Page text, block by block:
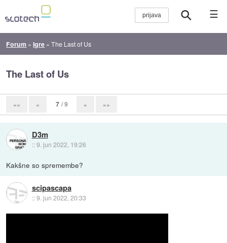
☰
Forum »Igre »The Last of Us
The Last of Us
«« « 7 / 9 » »»
D3m
::9. jun 2022, 19:26
Kakšne so spremembe?
scipascapa
::9. jun 2022, 20:33